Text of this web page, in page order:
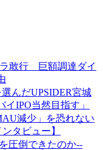
ラ敢行 巨額調達ダイ
んだUPSIDER宮城
IPO当然目指す」
減少」を恐れない
タビュー】
圧倒できたのか--